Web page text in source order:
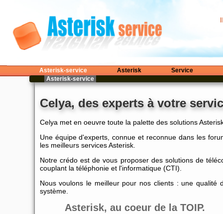
Asterisk-service
Asterisk-service
Asterisk Service
Celya, des experts à votre
Celya met en oeuvre toute la palette des solutions
Une équipe d'experts, connue et reconnue dans les
les meilleurs services Asterisk.
Notre crédo est de vous proposer des solutions de
couplant la téléphonie et l'informatique (CTI).
Nous voulons le meilleur pour nos clients : une qualité
système.
Asterisk, au coeur de la TOIP.